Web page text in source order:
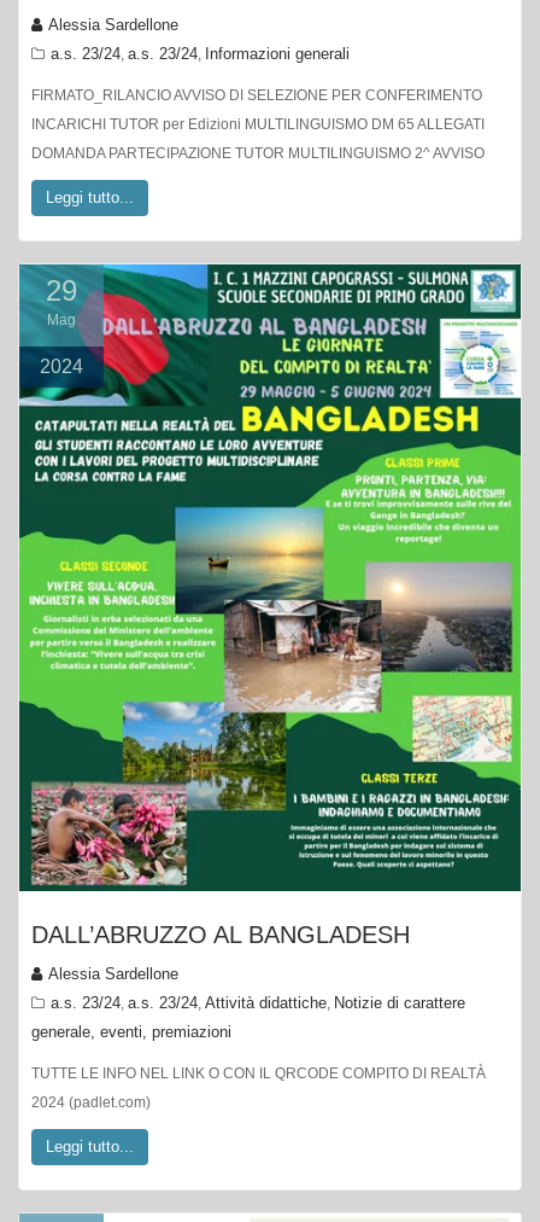
Alessia Sardellone
a.s. 23/24 a.s. 23/24 Informazioni generali
FIRMATO_RILANCIO AVVISO DI SELEZIONE PER CONFERIMENTO
INCARICHI TUTOR per Edizioni MULTILINGUISMO DM 65 ALLEGATI
DOMANDA PARTECIPAZIONE TUTOR MULTILINGUISMO 2^ AVVISO
Leggi tutto...
29
Mag
2024
DALL’ABRUZZO AL BANGLADESH
Alessia Sardellone
a.s. 23/24, a.s. 23/24, Attività didattiche, Notizie di carattere
generale, eventi, premiazioni
TUTTE LE INFO NEL LINK O CON IL QRCODE COMPITO DI REALTÀ
2024 (padlet.com)
Leggi tutto...